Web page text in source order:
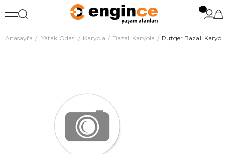
Anasayfa Yatak Odası Karyola Bazalı Karyola Rutger Bazalı Karyola